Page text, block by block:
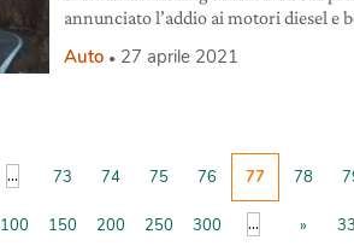
annunciato l’addio ai motori diesel e
Auto 27 aprile 2021
... 73 74 75 76 77 78
100 150 200 250 300 ... »